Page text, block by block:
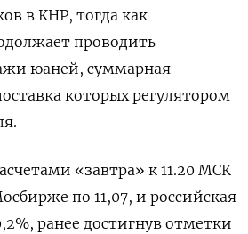
в КНР, тогда как
проводить
юаней, суммарная
которых регулятором
«завтра» к ​11.20 МСК
по 11,​07, и российская
​ранее достигнув отметки